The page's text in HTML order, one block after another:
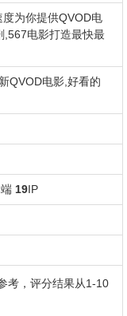
为你提供QVOD电
,567电影打造最快最
QVOD电影,好看的
19IP
考，评分结果从1-10